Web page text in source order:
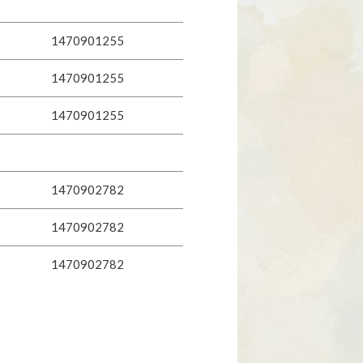
1470901255
1470901255
1470901255
1470902782
1470902782
1470902782